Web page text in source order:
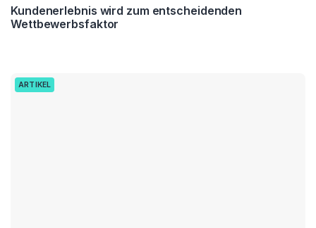
Kundenerlebnis wird zum entscheidenden
Wettbewerbsfaktor
ARTIKEL